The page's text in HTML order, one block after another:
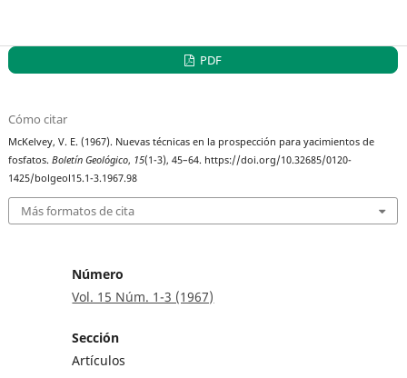
PDF
Cómo citar
McKelvey, V. E. (1967). Nuevas técnicas en la prospección para yacimientos de
fosfatos.Boletín Geológico, 15(1-3), 45–64. https://doi.org/10.32685/0120-
1425/bolgeol15.1-3.1967.98
Más formatos de cita
Número
Vol. 15 Núm. 1-3 (1967)
Sección
Artículos